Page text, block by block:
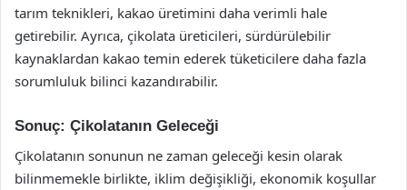
tarım teknikleri, kakao üretimini daha verimli hale
getirebilir. Ayrıca, çikolata üreticileri, sürdürülebilir
kaynaklardan kakao temin ederek tüketicilere daha fazla
sorumluluk bilinci kazandırabilir.
Sonuç: Çikolatanın Geleceği
Çikolatanın sonunun ne zaman geleceği kesin olarak
bilinmemekle birlikte, iklim değişikliği, ekonomik koşullar